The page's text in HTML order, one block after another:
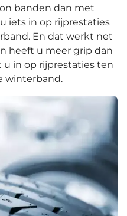
banden dan met
iets in op rijprestaties
En dat werkt net
heeft u meer grip dan
u in op rijprestaties ten
winterband.